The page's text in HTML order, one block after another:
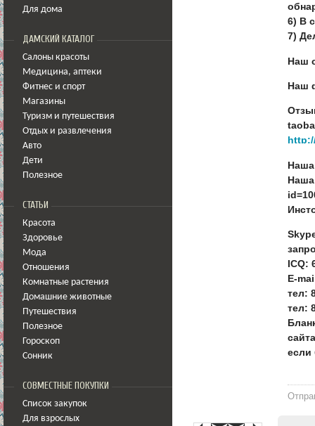
Для дома
ДАМСКИЙ КАТАЛОГ
Салоны красоты
Медицина, аптеки
Фитнес и спорт
Магазины
Туризм и путешествия
Отдых и развлечения
Авто
Дети
Полезное
СТАТЬИ
Красота
Здоровье
Мода
Отношения
Комнатные растения
Домашние животные
Путешествия
Полезное
Гороскоп
Сонник
СОВМЕСТНЫЕ ПОКУПКИ
Список закупок
Для взрослых
6) В
7)
Наш
Наш
Наша
Наша
ICQ:
E-
тел:
тел:
если